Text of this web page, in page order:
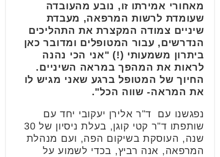
מאחורי אמירתו זו, נובע מהעובדה
שעומדת לרשות המרפאה, מעבדת
שיניים צמודה המקצרת את התהליכים
הנדרשים, עבור המטופלים ומדובר כאן
ביתרון משמעותי (!) "אני הכי נהנה
לראות את המהפך במראה השיניים.
החיוך של המטופל ברגע שאני מגיש לו
את המראה- שווה הכל".
נפגשנו עם ד"ר אלירן יעקובי יחד עם
שותפתו ד"ר קטי קוגן, בעלת ניסיון של 30
שנה, העוסקת בשיקום הפה, ועם מנהלת
המרפאה, אנה רביץ, בכדי לשמוע על